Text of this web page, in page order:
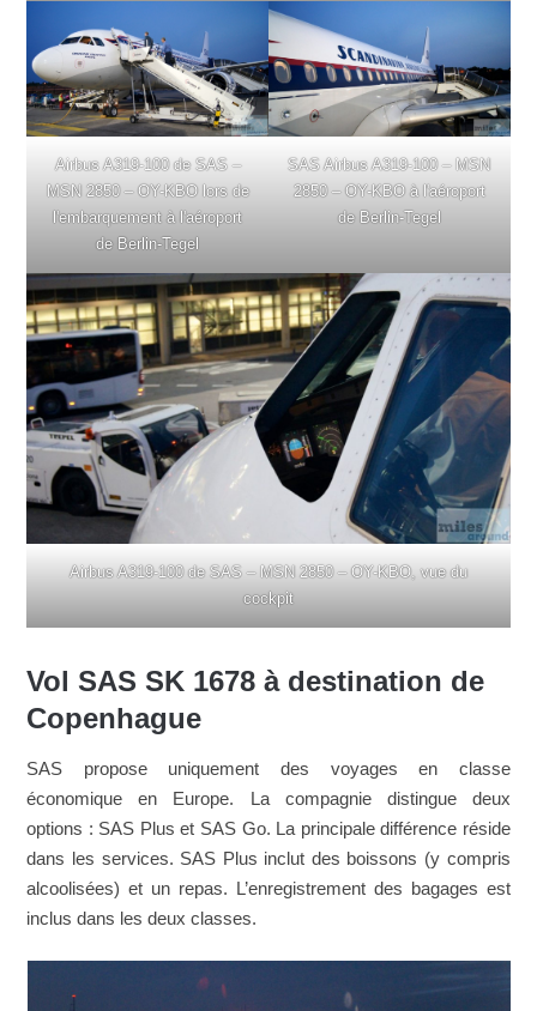
Airbus A319-100 de SAS –
MSN 2850 – OY-KBO lors de
l'embarquement à l'aéroport
de Berlin-Tegel
SAS Airbus A319-100 – MSN
2850 – OY-KBO à l'aéroport
de Berlin-Tegel
Airbus A319-100 de SAS – MSN 2850 – OY-KBO, vue du
cockpit
Vol SAS SK 1678 à destination de
Copenhague
SAS propose uniquement des voyages en classe
économique en Europe. La compagnie distingue deux
options : SAS Plus et SAS Go. La principale différence réside
dans les services. SAS Plus inclut des boissons (y compris
alcoolisées) et un repas. L’enregistrement des bagages est
inclus dans les deux classes.